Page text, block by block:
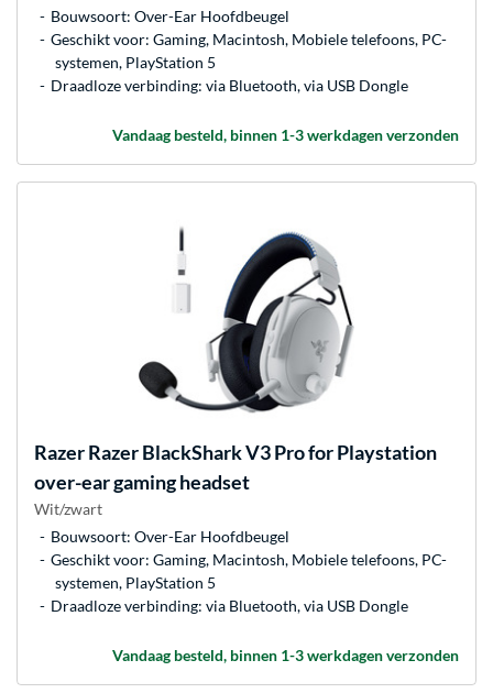
Bouwsoort: Over-Ear Hoofdbeugel
Geschikt voor: Gaming, Macintosh, Mobiele telefoons, PC-
systemen, PlayStation 5
Draadloze verbinding: via Bluetooth, via USB Dongle
Vandaag besteld, binnen 1-3 werkdagen verzonden
RazerRazer BlackShark V3 Pro for Playstation
over-ear gaming headset
Wit/zwart
Bouwsoort: Over-Ear Hoofdbeugel
Geschikt voor: Gaming, Macintosh, Mobiele telefoons, PC-
systemen, PlayStation 5
Draadloze verbinding: via Bluetooth, via USB Dongle
Vandaag besteld, binnen 1-3 werkdagen verzonden